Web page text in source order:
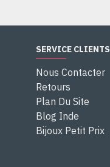
SERVICE CLIENTS
Nous Contacter
Retours
Plan Du Site
Blog Inde
Bijoux Petit Prix